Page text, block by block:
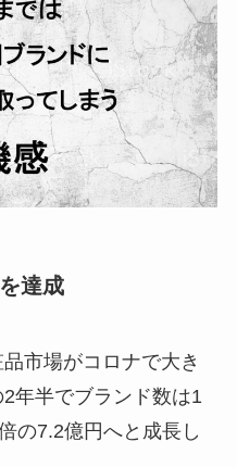
達成
市場がコロナで大き
年半でブランド数は1
の7.2億円へと成長し